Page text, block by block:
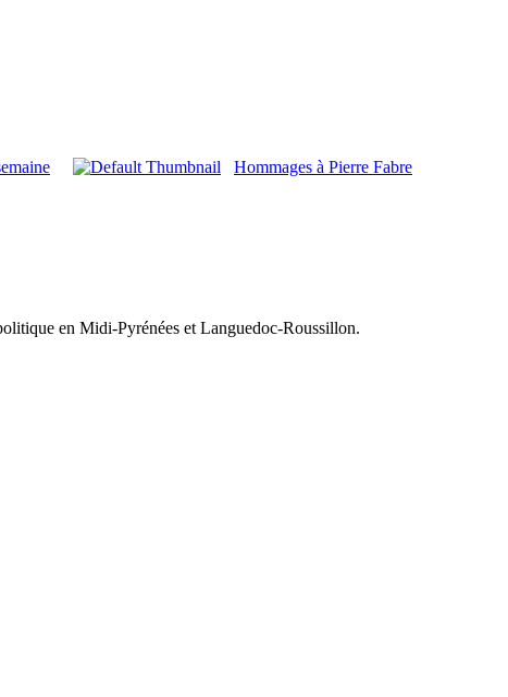
Hommages à Pierre Fabre
en Midi-Pyrénées et Languedoc-Roussillon.